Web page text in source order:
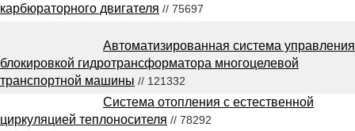
карбюраторного двигателя // 75697
Автоматизированная система управления
блокировкой гидротрансформатора многоцелевой
транспортной машины // 121332
Система отопления с естественной
циркуляцией теплоносителя // 78292